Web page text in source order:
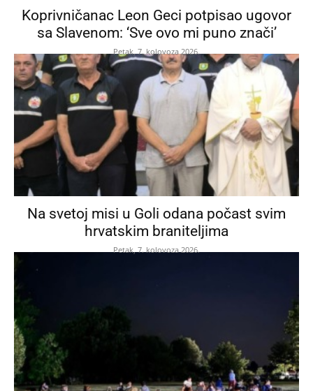
Koprivničanac Leon Geci potpisao ugovor
sa Slavenom: ‘Sve ovo mi puno znači’
Petak, 7. kolovoza 2026.
Na svetoj misi u Goli odana počast svim
hrvatskim braniteljima
Petak, 7. kolovoza 2026.